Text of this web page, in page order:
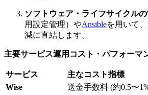
ソフトウェア・ライフサイクル
用設定管理）やAnsibleを用いて
減に直結します。
主要サービス運用コスト・パフォーマ
サービス 主なコスト指標
Wise
送金手数料 (約0.5〜